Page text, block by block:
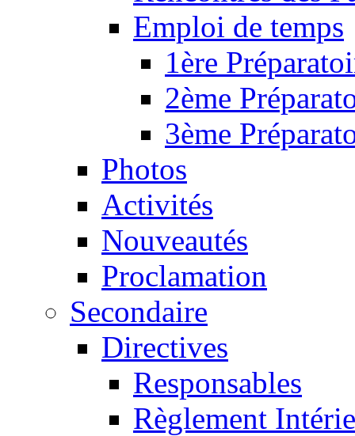
Emploi de temps
1ère
2ème
3ème
Photos
Activités
Nouveautés
Proclamation
Secondaire
Directives
Responsables
Règlement